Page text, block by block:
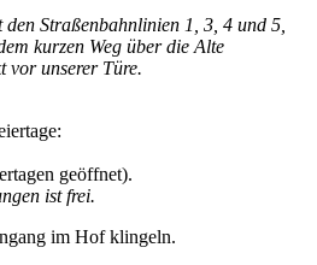
Straßenbahnlinien 1, 3, 4 und 5,
kurzen Weg über die Alte
vor unserer Türe.
geöffnet).
ist frei.
im Hof klingeln.